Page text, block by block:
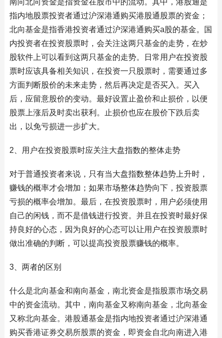
南向北向资金是指资金在股市中的流动。其中，港股通是
指内地股票投资者通过沪深港通购买港股通股票的资金；
北向基金是指香港投资者通过沪深港通购买a股的基金。国
内投资者在投资股票时，会关注这两只基金的走势，在炒
股软件上可以看到这两只基金的走势。日常用户在投资股
票时应该具备相关知识，在投资一只股票时，需要通过多
方面判断股价的未来走势，然后再决定是否买入。买入
后，应留意股价的变动。最好设置止盈价和止损价，以便
股票上涨后及时卖出获利。止损价也应在股价下跌后卖
出，以免亏损进一步扩大。
2、用户在投资股票时应关注大盘指数的整体走势
对于普通投资者来说，只有当大盘指数整体趋势上升时，
赚钱的概率才会增加；如果市场整体趋势向下，投资股票
亏损的概率会增加。最后，在投资股票时，用户必须使用
自己的闲钱，而不是借钱进行投资。并且在投资时最好保
持良好的心态，因为良好的心态可以让用户在投资股票时
做出准确的判断，可以提高投资股票赚钱的概率。
3、两者的区别
什么是北向基金和南向基金，南北资金是指股票市场交易
中的资金流动。其中，南向基金又称南向基金，北向基金
又称北向基金。港股通基金是指内地投资者通过沪深港通
购买香港证券交易所股票的资金，即资金自北向南进入港